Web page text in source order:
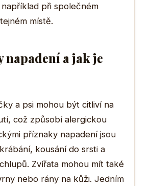
při společném
místě.
napadení a jak je
a psi mohou být citliví na
což způsobí alergickou
příznaky napadení jsou
kousání do srsti a
Zvířata mohou mít také
nebo rány na kůži. Jedním